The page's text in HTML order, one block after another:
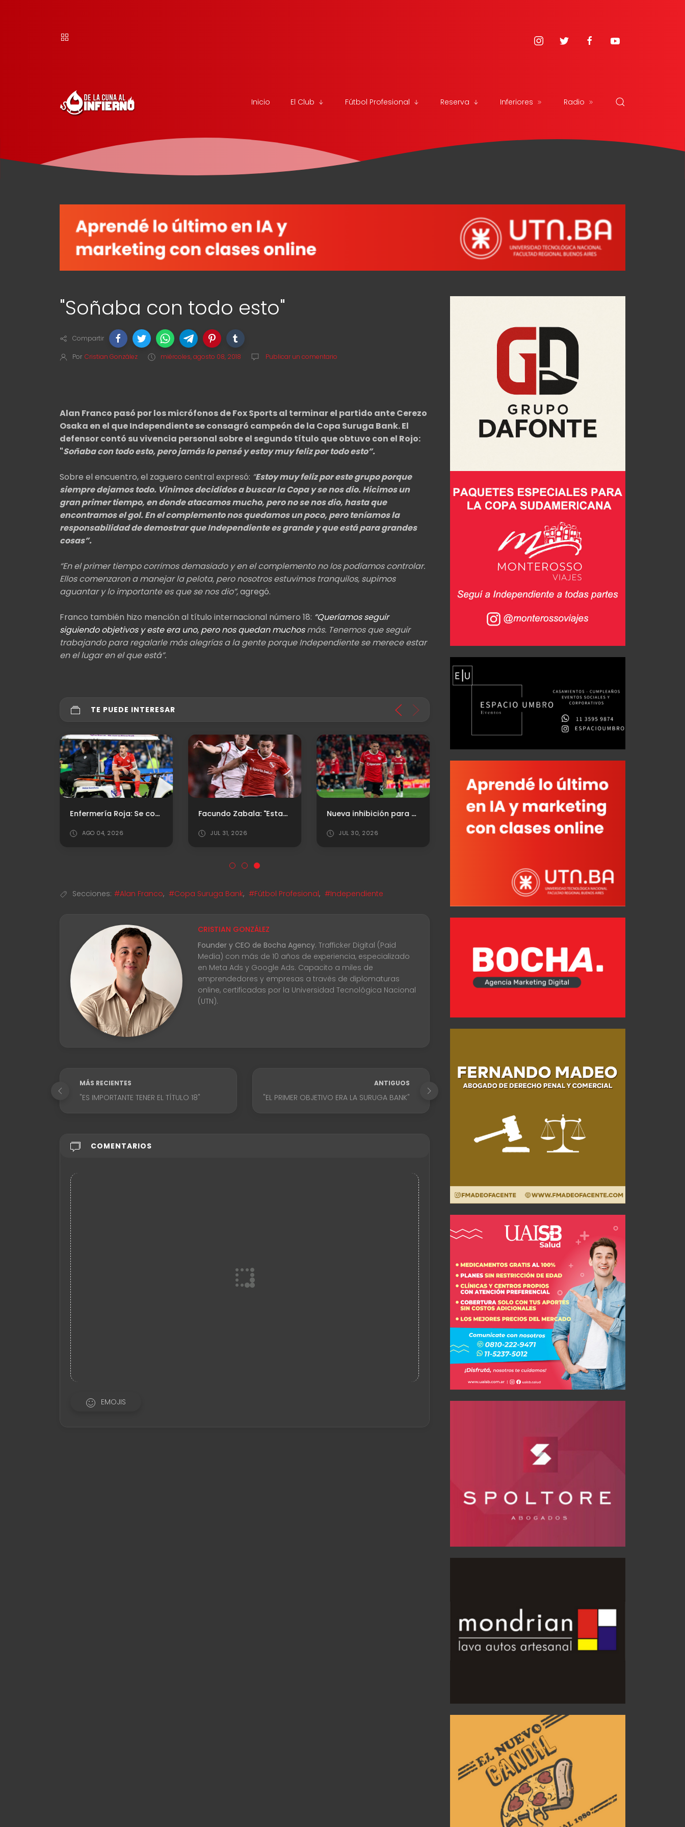
Inicio El Club Fútbol Profesional Reserva Inferiores Radio
"Soñaba con todo esto"
Compartir
Por Cristian González miércoles, agosto 08, 2018 Publicar un comentario
Alan Franco pasó por los micrófonos de Fox Sports al terminar el partido ante Cerezo
Osaka en el que Independiente se consagró campeón de la Copa Suruga Bank. El
defensor contó su vivencia personal sobre el segundo título que obtuvo con el Rojo:
"Soñaba con todo esto, pero jamás lo pensé y estoy muy feliz por todo esto”.
Sobre el encuentro, el zaguero central expresó: “Estoy muy feliz por este grupo porque
siempre dejamos todo. Vinimos decididos a buscar la Copa y se nos dio. Hicimos un
gran primer tiempo, en donde atacamos mucho, pero no se nos dio, hasta que
encontramos el gol. En el complemento nos quedamos un poco, pero teníamos la
responsabilidad de demostrar que Independiente es grande y que está para grandes
cosas”.
“En el primer tiempo corrimos demasiado y en el complemento no los podíamos controlar.
Ellos comenzaron a manejar la pelota, pero nosotros estuvimos tranquilos, supimos
aguantar y lo importante es que se nos dio”,agregó.
Franco también hizo mención al título internacional número 18: “Queríamos seguir
siguiendo objetivos y este era uno, pero nos quedan muchosmás. Tenemos que seguir
trabajando para regalarle más alegrías a la gente porque Independiente se merece estar
en el lugar en el que está”.
TE PUEDE INTERESAR
Enfermería Roja: Se conoció la lesión de Leo Godoy
AGO 04, 2026
Facundo Zabala: "Estamos para grandes cosas, pero vamos partido a partido"
JUL 31, 2026
Nueva inhibición para el "Rojo"
JUL 30, 2026
Secciones: #Alan Franco, #Copa Suruga Bank, #Fútbol Profesional, #Independiente
CRISTIAN GONZÁLEZ
Founder y CEO de Bocha Agency. Trafficker Digital (Paid
Media) con más de 10 años de experiencia, especializado
en Meta Ads y Google Ads. Capacito a miles de
emprendedores y empresas a través de diplomaturas
online, certificadas por la Universidad Tecnológica Nacional
(UTN).
MÁS RECIENTES
"ES IMPORTANTE TENER EL TÍTULO 18"
ANTIGUOS
"EL PRIMER OBJETIVO ERA LA SURUGA BANK"
COMENTARIOS
EMOJIS